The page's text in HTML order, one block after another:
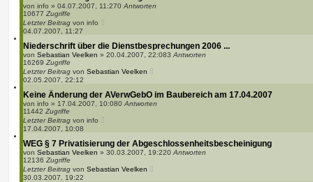
von info » 04.07.2007, 11:270 Antworten
10677 Zugriffe
Letzter Beitrag von info
04.07.2007, 11:27
Niederschrift über die Dienstbesprechungen 2006 ...
von Sebastian Veelken » 20.04.2007, 22:083 Antworten
16269 Zugriffe
Letzter Beitrag von Sebastian Veelken
02.05.2007, 22:12
Keine Änderung der AVerwGebO im Baubereich am 17.04.2007
von info » 17.04.2007, 10:080 Antworten
11442 Zugriffe
Letzter Beitrag von info
17.04.2007, 10:08
WEG § 7 Privatisierung der Abgeschlossenheitsbescheinigung
von Sebastian Veelken » 30.03.2007, 19:220 Antworten
12136 Zugriffe
Letzter Beitrag von Sebastian Veelken
30.03.2007, 19:22